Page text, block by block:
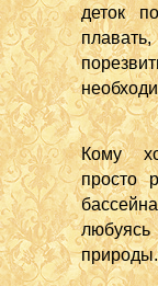
деток
Кому
просто
природы.